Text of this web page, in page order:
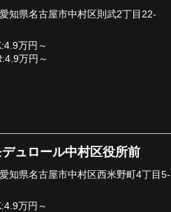
愛知県名古屋市中村区則武2丁目22-
万円～
万円～
デュロール中村区役所前
愛知県名古屋市中村区西米野町4丁目5-
万円～